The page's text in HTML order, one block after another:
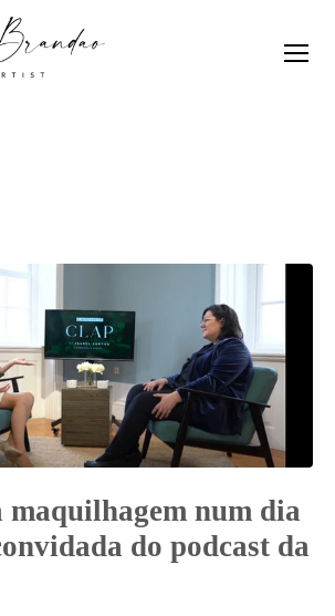
maquilhagem num dia
do podcast da